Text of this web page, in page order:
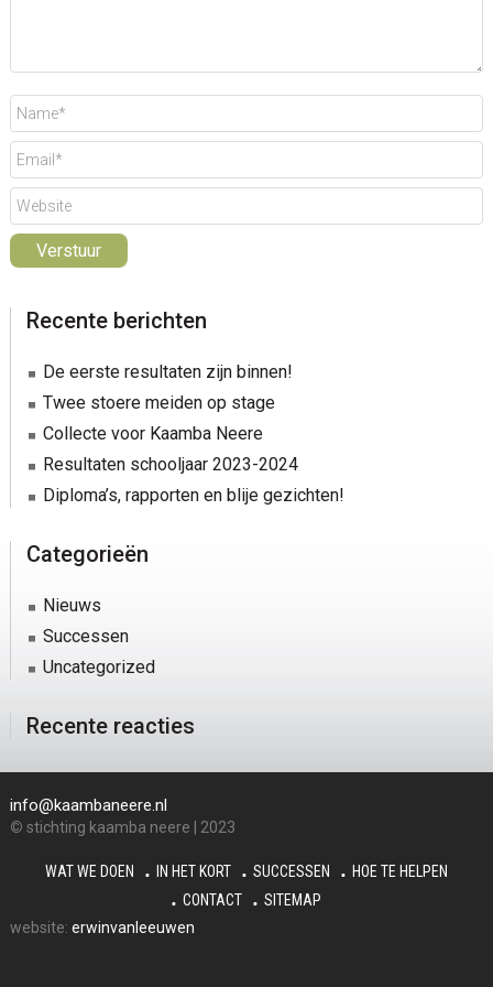
sidebar
Blog
Recente berichten
De eerste resultaten zijn binnen!
Twee stoere meiden op stage
Collecte voor Kaamba Neere
Resultaten schooljaar 2023-2024
Diploma’s, rapporten en blije gezichten!
Categorieën
Nieuws
Successen
Uncategorized
Recente reacties
info@kaambaneere.nl
© stichting kaamba neere | 2023
WAT WE DOEN IN HET KORT SUCCESSEN
HOE TE HELPEN
CONTACT
SITEMAP
website: erwinvanleeuwen